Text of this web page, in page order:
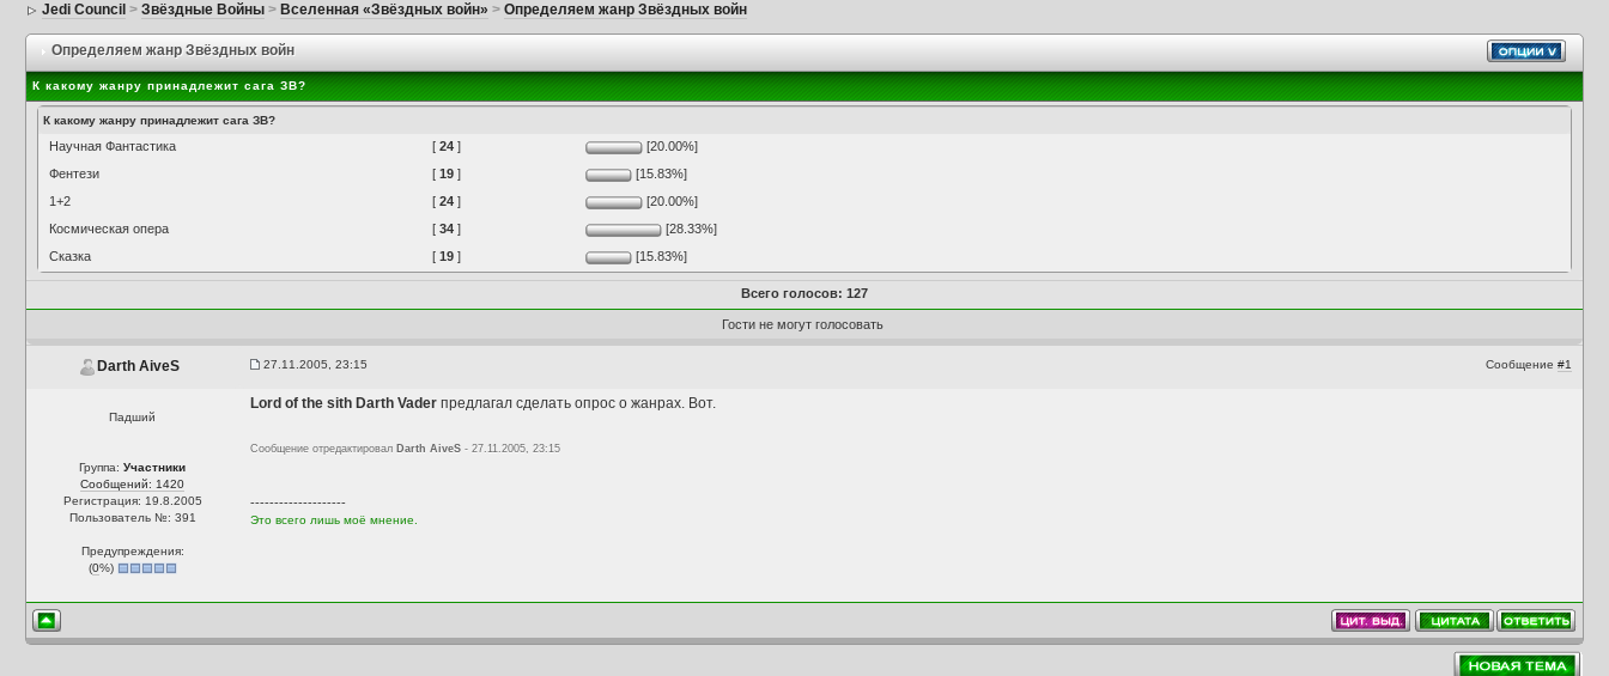
Jedi Council > Звёздные Войны> Вселенная «Звёздных войн» > Определяем жанр Звёздных войн
Определяем жанр Звёздных войн
К какому жанру принадлежит сага ЗВ?
К какому жанру принадлежит сага ЗВ?
Научная Фантастика [ 24]
[20.00%]
Фентези
[ 19]
[15.83%]
1+2
[ 24]
[20.00%]
Космическая опера
[ 34]
[28.33%]
Сказка
[ 19] [15.83%]
Всего голосов: 127
Гости не могут голосовать
Darth AiveS 27.11.2005, 23:15 Сообщение #1
Падший
Группа:Участники
Сообщений: 1420
Регистрация: 19.8.2005
Пользователь №: 391
Предупреждения:
(0%)
Lord of the sith Darth Vader предлагал сделать опрос о жанрах. Вот.
Сообщение отредактировал Darth AiveS- 27.11.2005, 23:15
--------------------
Это всего лишь моё мнение.